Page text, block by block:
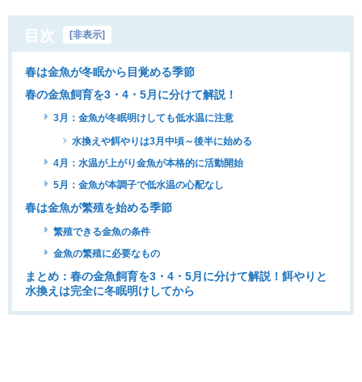
目次 [非表示]
春は金魚が冬眠から目覚める季節
春の金魚飼育を3・4・5月に分けて解説！
3月：金魚が冬眠明けしても低水温に注意
水換えや餌やりは3月中頃～後半に始める
4月：水温が上がり金魚が本格的に活動開始
5月：金魚が本調子で低水温の心配なし
春は金魚が繁殖を始める季節
繁殖できる金魚の条件
金魚の繁殖に必要なもの
まとめ：春の金魚飼育を3・4・5月に分けて解説！餌やりと
水換えは完全に冬眠明けしてから